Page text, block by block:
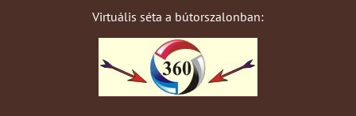
Virtuális séta a bútorszalonban: